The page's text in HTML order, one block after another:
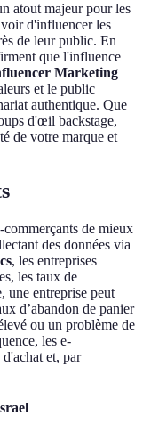
atout majeur pour les
d'influencer les
de leur public. En
que l'influence
Marketing
et le public
authentique. Que
d'œil backstage,
de votre marque et
commerçants de mieux
des données via
, les entreprises
les taux de
une entreprise peut
d’abandon de panier
ou un problème de
les e-
et, par